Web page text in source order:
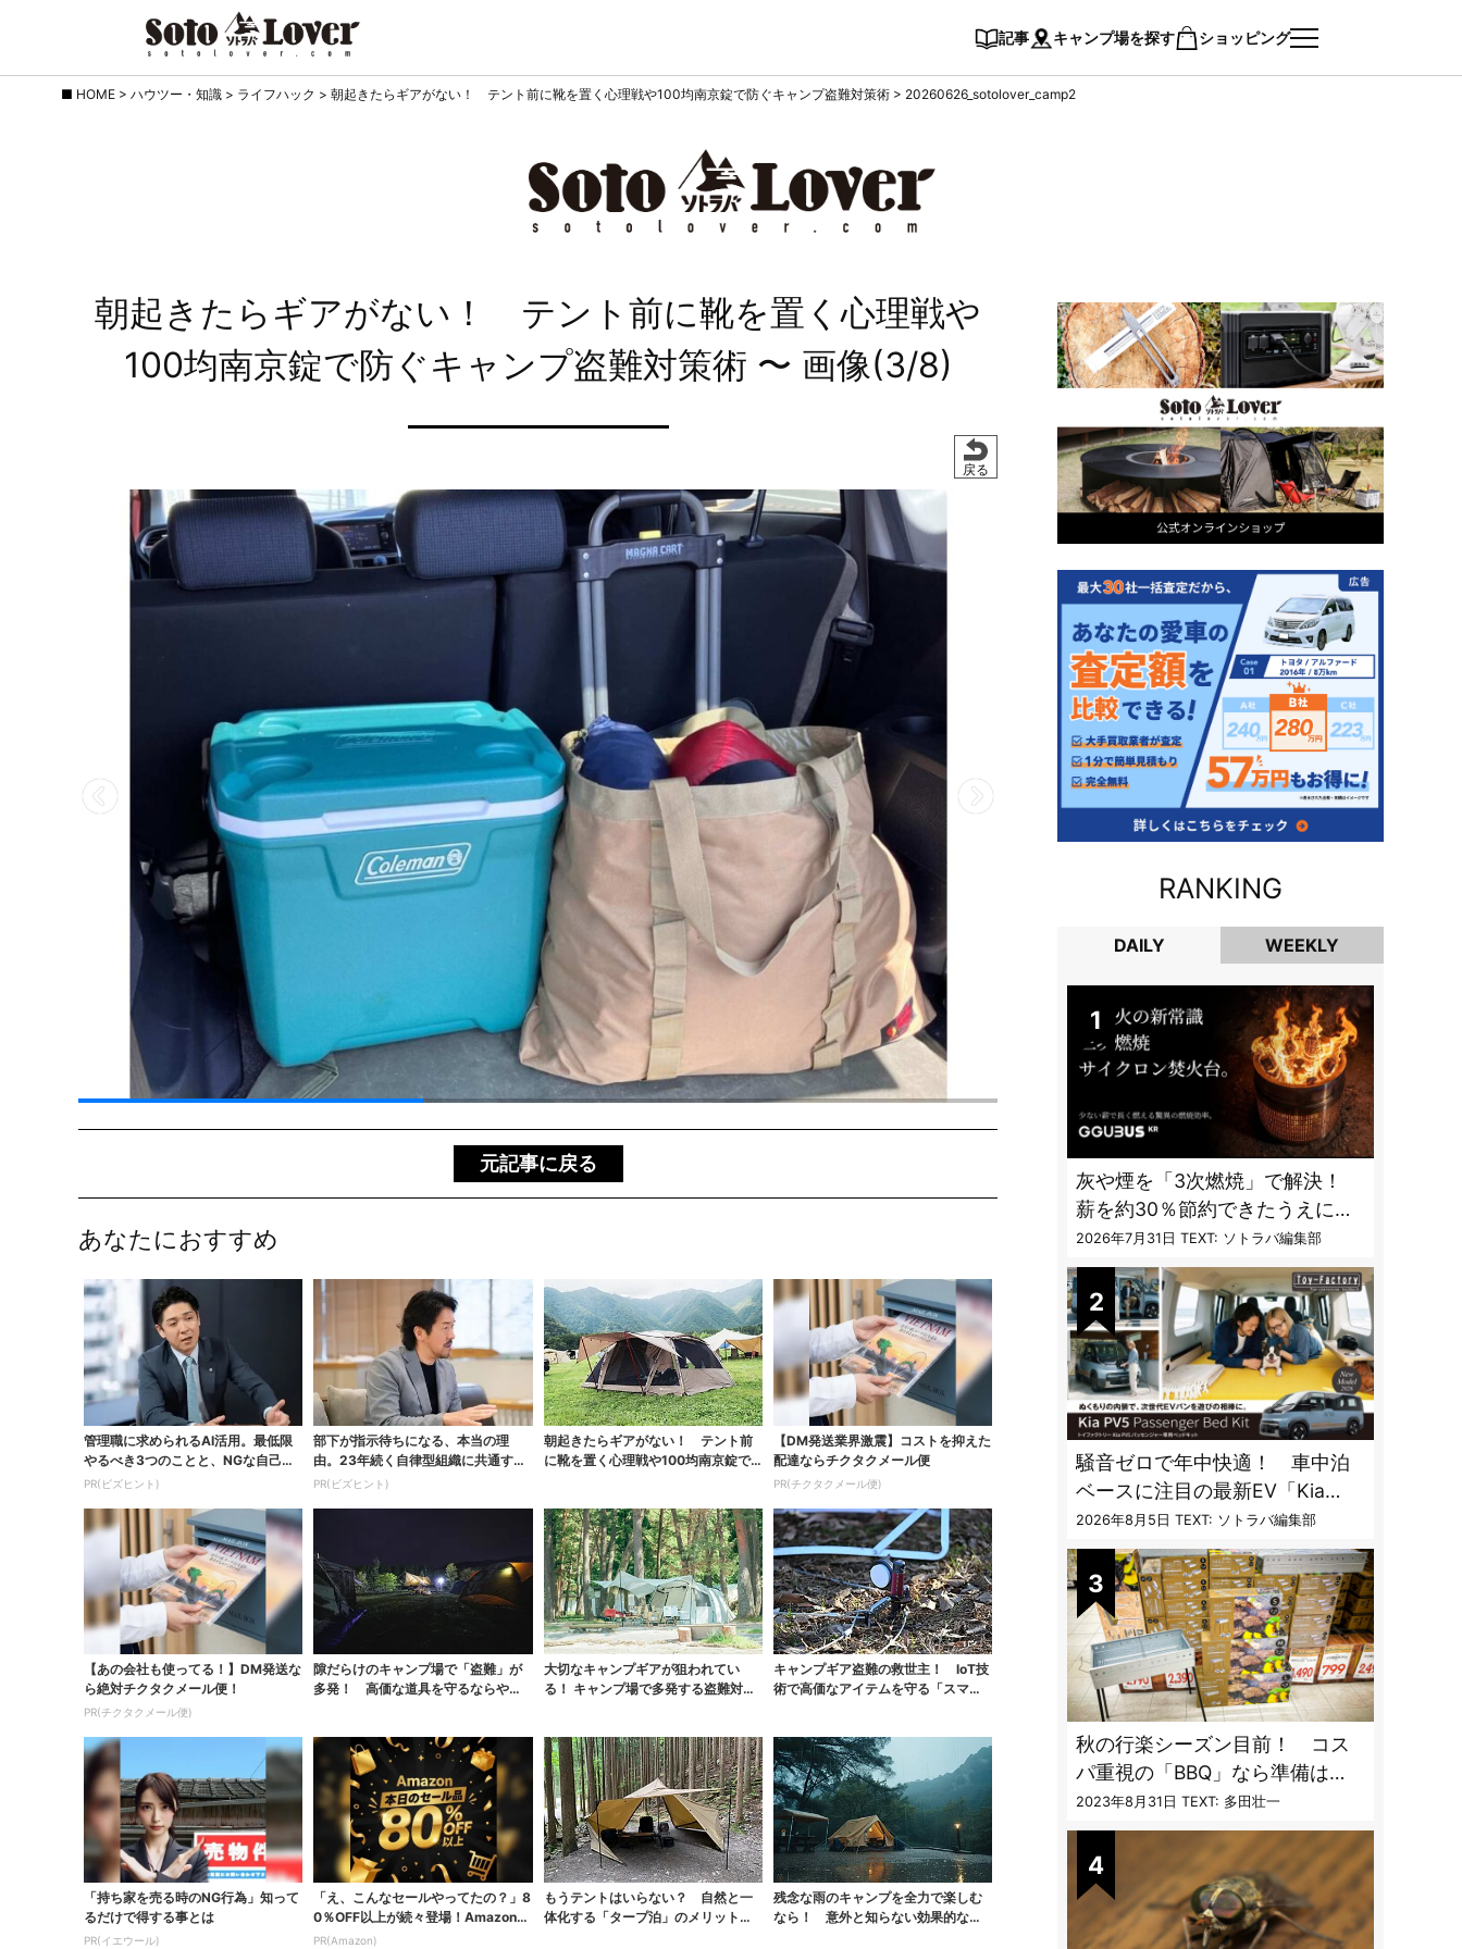
記事 キャンプ場を探す ショッピング
HOME > ハウツー・知識 > ライフハック > 朝起きたらギアがない！ テント前に靴を置く心理戦や100均南京錠で防ぐキャンプ盗難対策術 > 20260626_sotolover_camp2
朝起きたらギアがない！ テント前に靴を置く心理戦や
100均南京錠で防ぐキャンプ盗難対策術 〜 画像(3/8)
戻る
元記事に戻る
あなたにおすすめ
管理職に求められるAI活用。最低限
やるべき3つのことと、NGな自己認
識
PR(ビズヒント)
部下が指示待ちになる、本当の理
由。23年続く自律型組織に共通する
「3つの要素」
PR(ビズヒント)
朝起きたらギアがない！ テント前
に靴を置く心理戦や100均南京錠で
【DM発送業界激震】コストを抑えた
配達ならチクタクメール便
PR(チクタクメール便)
【あの会社も使ってる！】DM発送な
ら絶対チクタクメール便！
PR(チクタクメール便)
隙だらけのキャンプ場で「盗難」が
多発！ 高価な道具を守るならやら
大切なキャンプギアが狙われてい
る！ キャンプ場で多発する盗難対策
キャンプギア盗難の救世主！ loT技
術で高価なアイテムを守る「スマペ
「持ち家を売る時のNG行為」知って
るだけで得する事とは
PR(イエウール)
「え、こんなセールやってたの？」8
0％OFF以上が続々登場！Amazonの
本気が...
PR(Amazon)
もうテントはいらない？ 自然と一
体化する「タープ泊」のメリットと
残念な雨のキャンプを全力で楽しむ
なら！ 意外と知らない効果的な小
RANKING
DAILY WEEKLY
DAILY
灰や煙を「3次燃焼」で解決！
薪を約30％節約できたうえに炎
も美しくなった焚火台
2026年7月31日 TEXT: ソトラバ編集部
騒音ゼロで年中快適！ 車中泊
ベースに注目の最新EV「Kia
PV5」専用ベッドキット登場
2026年8月5日 TEXT: ソトラバ編集部
秋の行楽シーズン目前！ コス
パ重視の「BBQ」なら準備は
「トライアル」一択だった
2023年8月31日 TEXT: 多田壮一